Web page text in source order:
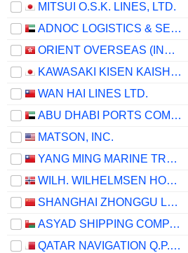
MITSUI O.S.K. LINES, LTD.
ADNOC LOGISTICS & SERVICES PLC
ORIENT OVERSEAS (INTERNATIONAL) LIMITED
KAWASAKI KISEN KAISHA, LTD.
WAN HAI LINES LTD.
ABU DHABI PORTS COMPANY
MATSON, INC.
YANG MING MARINE TRANSPORT CORPORATION
WILH. WILHELMSEN HOLDING ASA
SHANGHAI ZHONGGU LOGISTICS CO., LTD.
ASYAD SHIPPING COMPANY SAOG
QATAR NAVIGATION Q.P.S.C.